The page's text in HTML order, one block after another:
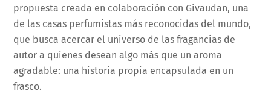
propuesta creada en colaboración con Givaudan, una
de las casas perfumistas más reconocidas del mundo,
que busca acercar el universo de las fragancias de
autor a quienes desean algo más que un aroma
agradable: una historia propia encapsulada en un
frasco.